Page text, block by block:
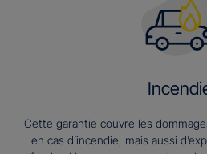
Cette garantie couvre les
en cas d’incendie, mais aussi